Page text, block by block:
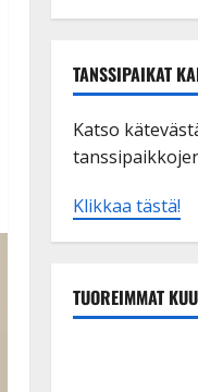
TANSSIPAIKAT
Katso
Klikkaa tästä!
TUOREIMMAT